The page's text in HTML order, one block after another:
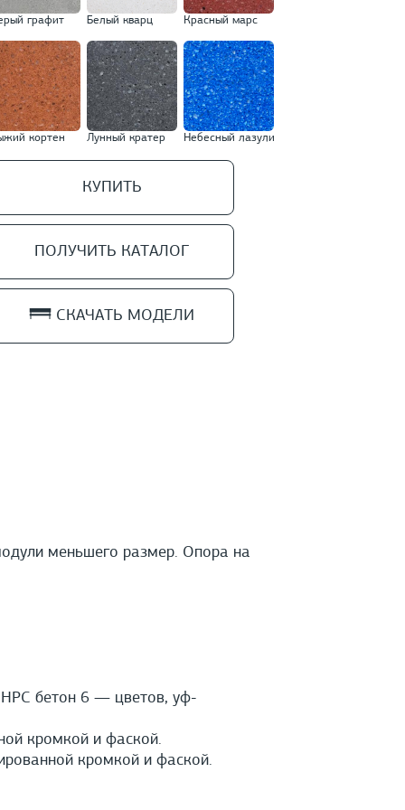
графит Белый кварц Красный марс
кортен Лунный кратер Небесный лазули
КУПИТЬ
ПОЛУЧИТЬ КАТАЛОГ
СКАЧАТЬ МОДЕЛИ
меньшего размер. Опора на
бетон 6 — цветов, уф-
кромкой и фаской.
кромкой и фаской.